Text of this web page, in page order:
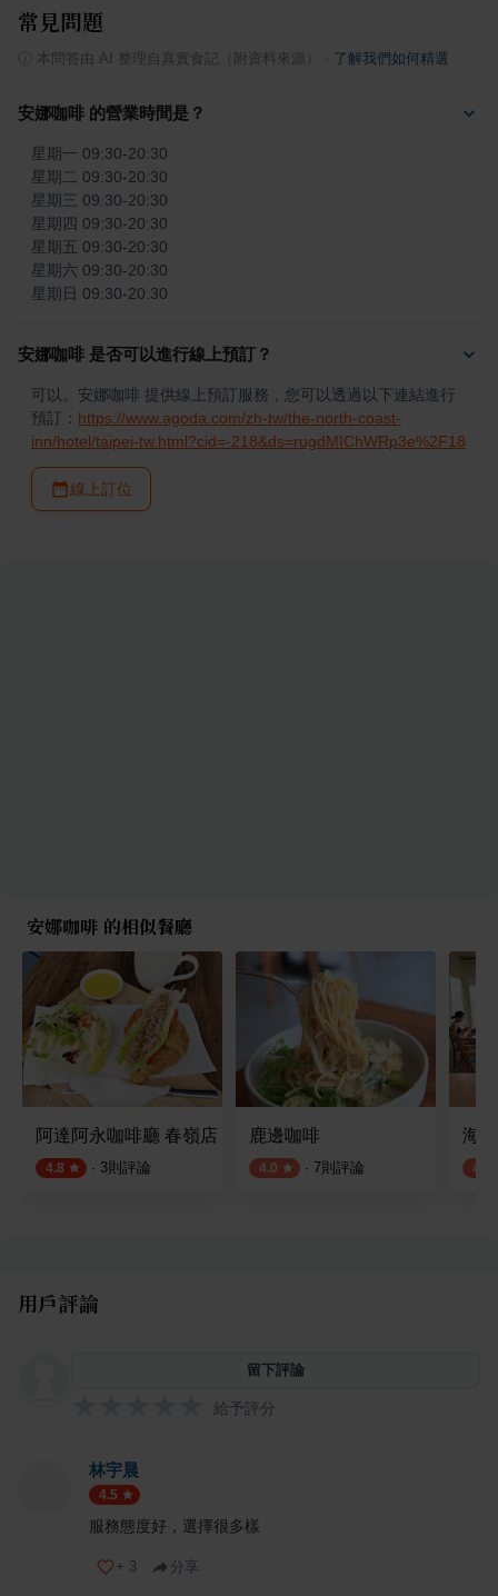
常見問題
本問答由 AI 整理自真實食記（附資料來源） 了解我們如何精選
安娜咖啡 的營業時間是？
星期一 09:30-20:30
星期二 09:30-20:30
星期三 09:30-20:30
星期四 09:30-20:30
星期五 09:30-20:30
星期六 09:30-20:30
星期日 09:30-20:30
安娜咖啡 是否可以進行線上預訂？
可以。安娜咖啡 提供線上預訂服務，您可以透過以下連結進行
預訂： https://www.agoda.com/zh-tw/the-north-coast-
inn/hotel/taipei-tw.html?cid=-218&ds=rugdMIChWRp3e%2F18
線上訂位
安娜咖啡 的相似餐廳
阿達阿永咖啡廳 春嶺店
4.8 · 3則評論
鹿邊咖啡
4.0 · 7則評論
海
4.0
用戶評論
留下評論
給予評分
林宇晨
4.5
服務態度好，選擇很多樣
+ 3 分享